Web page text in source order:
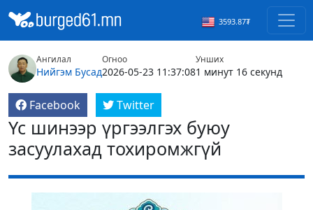
3593.87₮
Ангилал
Нийгэм Бусад
Огноо
2026-05-23 11:37:08
Унших
1 минут 16 секунд
Facebook Twitter
Үс шинээр үргээлгэх буюу
засуулахад тохиромжгүй